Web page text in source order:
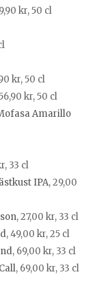
kr, 50 cl
kr, 50 cl
kr, 50 cl
Amarillo
33 cl
IPA, 29,00
, 27,00 kr, 33 cl
, 49,00 kr, 25 cl
, 69,00 kr, 33 cl
, 69,00 kr, 33 cl